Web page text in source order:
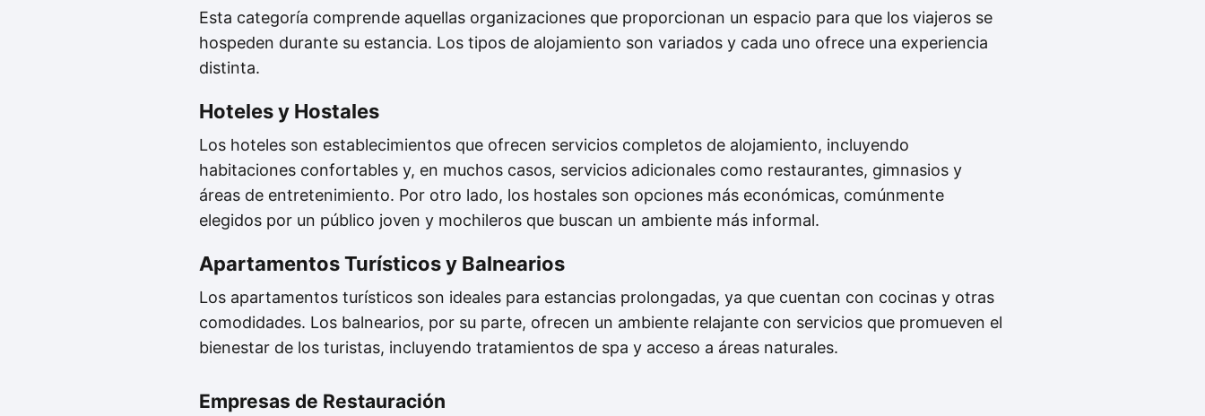
Esta categoría comprende aquellas organizaciones que proporcionan un espacio para que los viajeros se
hospeden durante su estancia. Los tipos de alojamiento son variados y cada uno ofrece una experiencia
distinta.
Hoteles y Hostales
Los hoteles son establecimientos que ofrecen servicios completos de alojamiento, incluyendo
habitaciones confortables y, en muchos casos, servicios adicionales como restaurantes, gimnasios y
áreas de entretenimiento. Por otro lado, los hostales son opciones más económicas, comúnmente
elegidos por un público joven y mochileros que buscan un ambiente más informal.
Apartamentos Turísticos y Balnearios
Los apartamentos turísticos son ideales para estancias prolongadas, ya que cuentan con cocinas y otras
comodidades. Los balnearios, por su parte, ofrecen un ambiente relajante con servicios que promueven el
bienestar de los turistas, incluyendo tratamientos de spa y acceso a áreas naturales.
Empresas de Restauración